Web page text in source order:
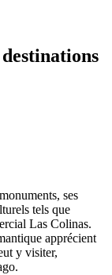
ses
tels que
Las Colinas.
apprécient
y visiter,